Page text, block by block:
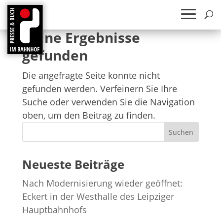
Keine Ergebnisse
gefunden
Die angefragte Seite konnte nicht
gefunden werden. Verfeinern Sie Ihre
Suche oder verwenden Sie die Navigation
oben, um den Beitrag zu finden.
Suchen
Neueste Beiträge
Nach Moder­ni­sie­rung wie­der geöff­net:
Eckert in der West­halle des Leip­zi­ger
Hauptbahnhofs